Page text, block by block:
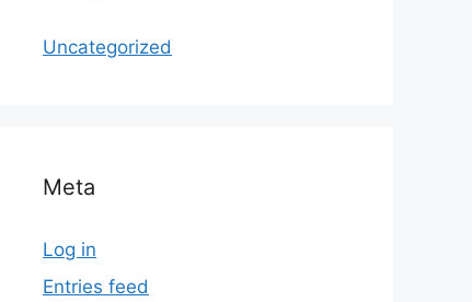
Uncategorized
Meta
Log in
Entries feed